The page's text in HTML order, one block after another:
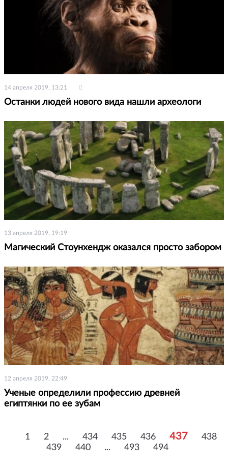
14 апреля 2019, 13:21
Останки людей нового вида нашли археологи
13 апреля 2019, 19:19
Магический Стоунхендж оказался просто забором
12 апреля 2019, 22:49
Ученые определили профессию древней
египтянки по ее зубам
1 2 ... 434 435 436 437
438
439
440 ... 493 494